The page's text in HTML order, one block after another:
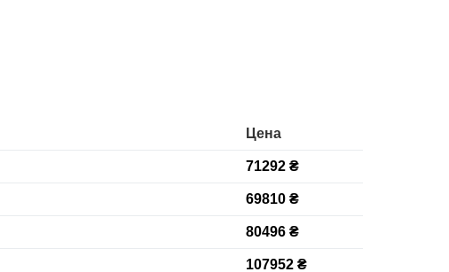
Цена
71292 ₴
69810 ₴
80496 ₴
107952 ₴